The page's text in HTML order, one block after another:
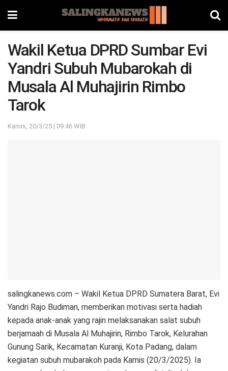
Wakil Ketua DPRD Sumbar Evi
Yandri Subuh Mubarokah di
Musala Al Muhajirin Rimbo
Tarok
Kamis, 20/3/25 | 09:46 WIB
salingkanews.com – Wakil Ketua DPRD Sumatera Barat, Evi
Yandri Rajo Budiman, memberikan motivasi serta hadiah
kepada anak-anak yang rajin melaksanakan salat subuh
berjamaah di Musala Al Muhajirin, Rimbo Tarok, Kelurahan
Gunung Sarik, Kecamatan Kuranji, Kota Padang, dalam
kegiatan subuh mubarakoh pada Kamis (20/3/2025). Ia